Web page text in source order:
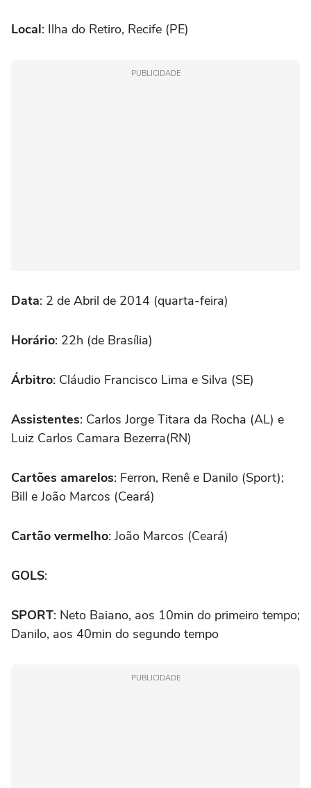
Local: Ilha do Retiro, Recife (PE)
PUBLICIDADE
Data: 2 de Abril de 2014 (quarta-feira)
Horário: 22h (de Brasília)
Árbitro: Cláudio Francisco Lima e Silva (SE)
Assistentes: Carlos Jorge Titara da Rocha (AL) e
Luiz Carlos Camara Bezerra(RN)
Cartões amarelos: Ferron, Renê e Danilo (Sport);
Bill e João Marcos (Ceará)
Cartão vermelho: João Marcos (Ceará)
GOLS:
SPORT: Neto Baiano, aos 10min do primeiro tempo;
Danilo, aos 40min do segundo tempo
PUBLICIDADE